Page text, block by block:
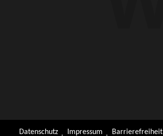
Datenschutz Impressum Barrierefreiheit